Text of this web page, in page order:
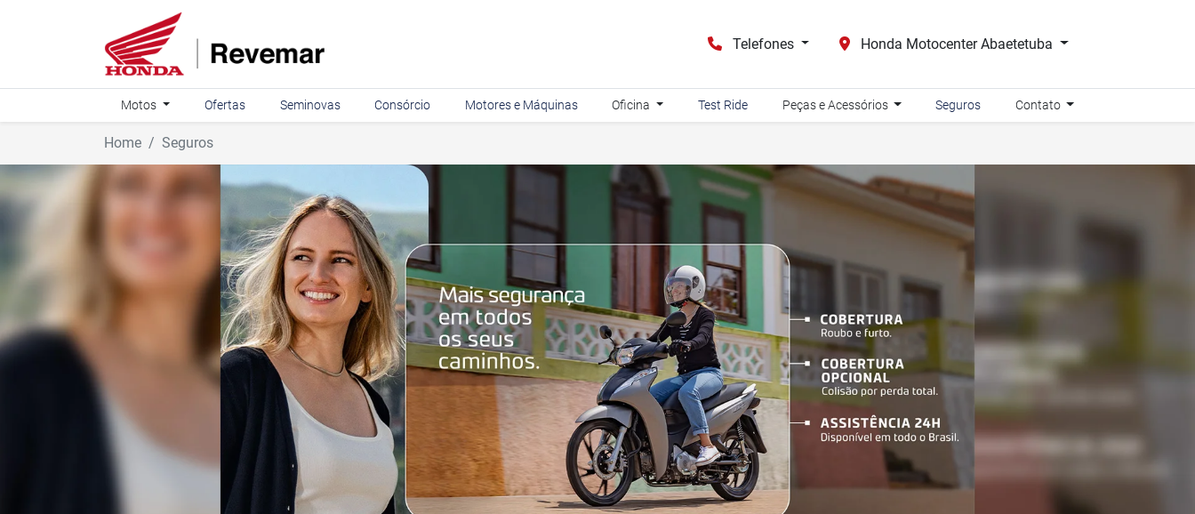
Telefones Honda Motocenter Abaetetuba
Motos Ofertas Seminovas Consórcio Motores e Máquinas Oficina Test Ride Peças e Acessórios Seguros Contato
Home Seguros